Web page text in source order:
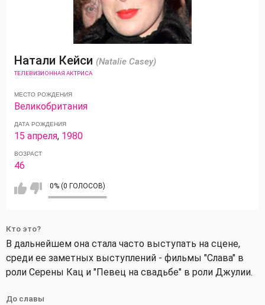
Натали Кейси (Natalie Casey)
ТЕЛЕВИЗИОННАЯ АКТРИСА
МЕСТО РОЖДЕНИЯ
Великобритания
ДАТА РОЖДЕНИЯ
15 апреля, 1980
ВОЗРАСТ
46
0% (0 ГОЛОСОВ)
Кто это?
В дальнейшем она стала часто выступать на сцене,
среди ее заметных выступлений - фильмы "Слава" в
роли Серены Кац и "Певец на свадьбе" в роли Джулии.
До славы